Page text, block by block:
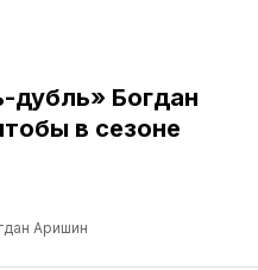
Богдан
в сезоне
Аришин